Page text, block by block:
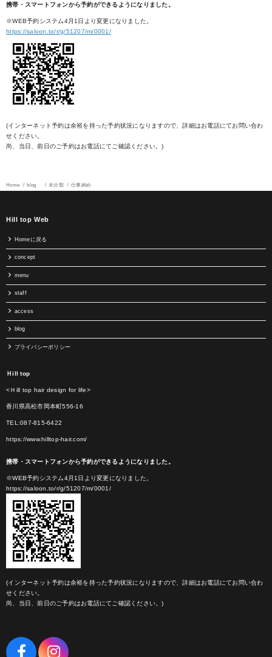
携帯・スマートフォンから予約ができるようになりました。
※WEB予約システム4月1日より変更になりました。
https://saloon.to/r/g/51207/m/0001/
(インターネット予約は余裕を持った予約状況になりますので、詳細はお電話にてお問い合わ
せください。
尚、当日、前日のご予約はお電話にてご確認ください。)
Home blog 未分類 仕事納め
Hill top Web
Homeに戻る
concept
menu
staff
access
blog
プライバシーポリシー
Ｈill top
<Ｈill top hair design for life>
香川県高松市岡本町556-16
TEL:087-815-6422
https://www.hilltop-hair.com/
携帯・スマートフォンから予約ができるようになりました。
※WEB予約システム4月1日より変更になりました。
https://saloon.to/r/g/51207/m/0001/
(インターネット予約は余裕を持った予約状況になりますので、詳細はお電話にてお問い合わ
せください。
尚、当日、前日のご予約はお電話にてご確認ください。)